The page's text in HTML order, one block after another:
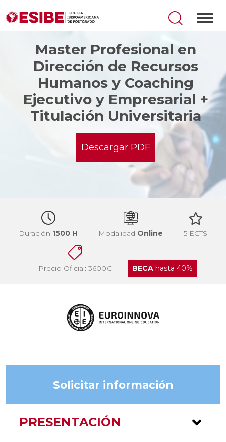
Master Profesional en
Dirección de Recursos
Humanos y Coaching
Ejecutivo y Empresarial +
Titulación Universitaria
Descargar PDF
Duración 1500 H Modalidad Online 5 ECTS
Precio Oficial: 3600€ BECAhasta 40%
Solicitar información
PRESENTACIÓN